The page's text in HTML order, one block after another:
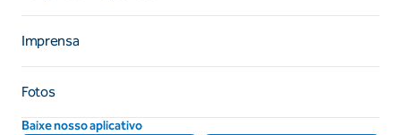
Imprensa
Fotos
Baixe nosso aplicativo